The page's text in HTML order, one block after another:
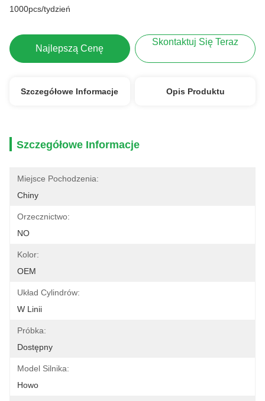
1000pcs/tydzień
Najlepszą Cenę
Skontaktuj Się Teraz
Szczegółowe Informacje Opis Produktu
Szczegółowe Informacje
Miejsce Pochodzenia:
Chiny
Orzecznictwo:
NO
Kolor:
OEM
Układ Cylindrów:
W Linii
Próbka:
Dostępny
Model Silnika:
Howo